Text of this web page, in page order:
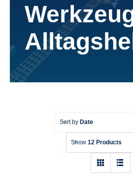
Dinge
News
Videos
Sort by Date
Show 12 Products